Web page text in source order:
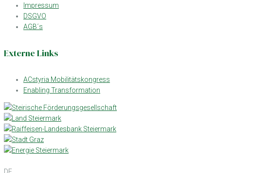
Impressum
DSGVO
AGB´s
Externe Links
ACstyria Mobilitätskongress
Enabling Transformation
DE